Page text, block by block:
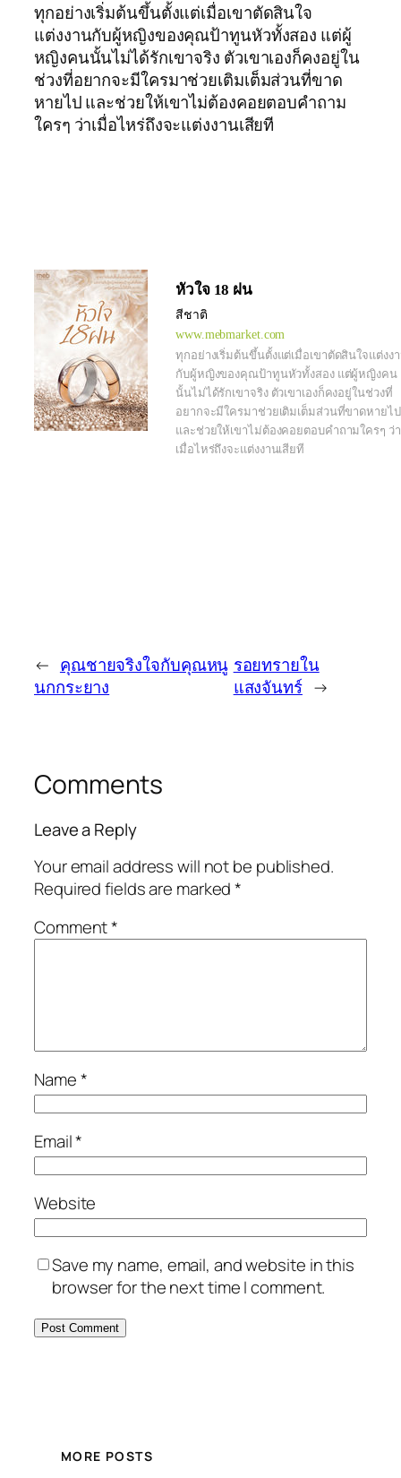
ทุกอย่างเริ่มต้นขึ้นตั้งแต่เมื่อเขาตัดสินใจ
แต่งงานกับผู้หญิงของคุณป้าทูนหัวทั้งสอง แต่ผู้
หญิงคนนั้นไม่ได้รักเขาจริง ตัวเขาเองก็คงอยู่ใน
ช่วงที่อยากจะมีใครมาช่วยเติมเต็มส่วนที่ขาด
หายไป และช่วยให้เขาไม่ต้องคอยตอบคำถาม
ใครๆ ว่าเมื่อไหร่ถึงจะแต่งงานเสียที
หัวใจ 18 ฝน
สีชาติ
www.mebmarket.com
ทุกอย่างเริ่มต้นขึ้นตั้งแต่เมื่อเขาตัดสินใจแต่งง
กับผู้หญิงของคุณป้าทูนหัวทั้งสอง แต่ผู้หญิงคน
นั้นไม่ได้รักเขาจริง ตัวเขาเองก็คงอยู่ในช่วงที่
อยากจะมีใครมาช่วยเติมเต็มส่วนที่ขาดหายไป
และช่วยให้เขาไม่ต้องคอยตอบคำถามใครๆ ว่า
เมื่อไหร่ถึงจะแต่งงานเสียที
← คุณชายจริงใจกับคุณหนู
นกกระยาง
รอยทรายใน
แสงจันทร์ →
Comments
Leave a Reply
Your email address will not be published.
Required fields are marked*
Comment*
Name*
Email*
Website
Save my name, email, and website in this
browser for the next time I comment.
MORE POSTS